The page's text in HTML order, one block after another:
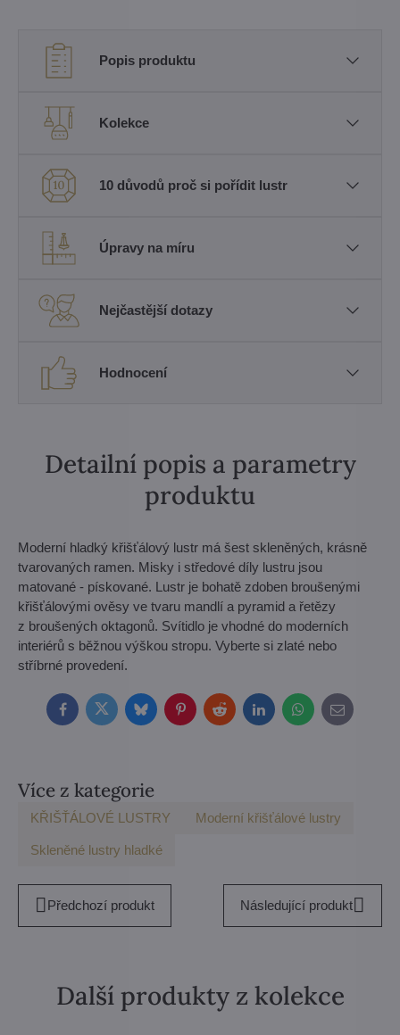
Popis produktu
Kolekce
10 důvodů proč si pořídit lustr
Úpravy na míru
Nejčastější dotazy
Hodnocení
Detailní popis a parametry
produktu
Moderní hladký křišťálový lustr má šest skleněných, krásně
tvarovaných ramen. Misky i středové díly lustru jsou
matované - pískované. Lustr je bohatě zdoben broušenými
křišťálovými ověsy ve tvaru mandlí a pyramid a řetězy
z broušených oktagonů. Svítidlo je vhodné do moderních
interiérů s běžnou výškou stropu. Vyberte si zlaté nebo
stříbrné provedení.
FacebookTwitterBlueskyPinterestRedditLinkedInWhatsApp
E-
mail
Více z kategorie
KŘIŠŤÁLOVÉ LUSTRY Moderní křišťálové lustry
Skleněné lustry hladké
Předchozí produkt Následující produkt
Další produkty z kolekce